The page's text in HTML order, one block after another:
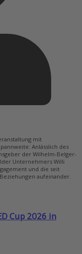
mit
Anlässlich des
der Wilhelm-Belger-
Unternehmers Willi
und die seit
aufeinander.
Cup 2026 in